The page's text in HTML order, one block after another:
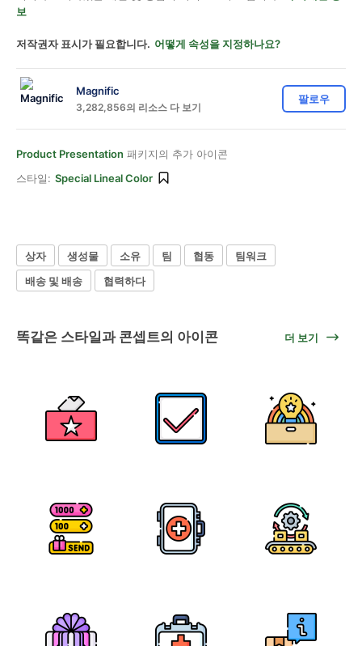
보
저작권자 표시가 필요합니다. 어떻게 속성을 지정하나요?
Magnific
3,282,856의 리소스 다 보기
팔로우
Product Presentation 패키지의 추가 아이콘
스타일: Special Lineal Color
상자 생성물 소유 팀 협동
팀워크
배송 및 배송
협력하다
똑같은 스타일과 콘셉트의 아이콘 더 보기